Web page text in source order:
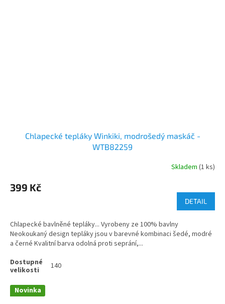
Chlapecké tepláky Winkiki, modrošedý maskáč -
WTB82259
Skladem (1 ks)
399 Kč
DETAIL
Chlapecké bavlněné tepláky... Vyrobeny ze 100% bavlny
Neokoukaný design tepláky jsou v barevné kombinaci šedé, modré
a černé Kvalitní barva odolná proti seprání,...
140
Novinka